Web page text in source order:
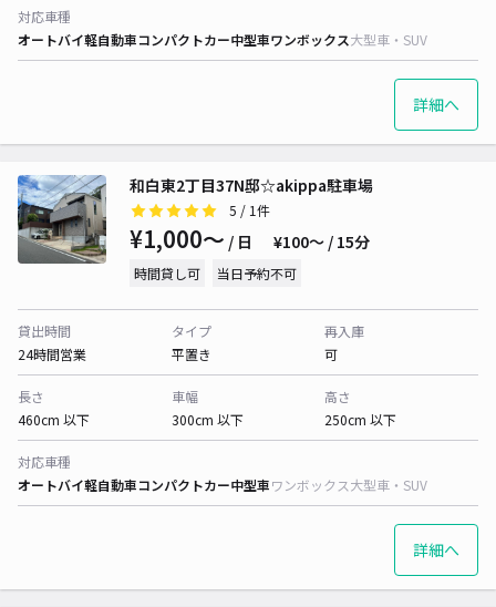
対応車種
オートバイ軽自動車コンパクトカー中型車ワンボックス大型車・SUV
詳細へ
和白東2丁目37N邸☆akippa駐車場
5 / 1件
¥1,000〜 / 日 ¥100〜 / 15分
時間貸し可 当日予約不可
貸出時間
24時間営業
タイプ
平置き
再入庫
可
長さ
460cm 以下
車幅
300cm 以下
高さ
250cm 以下
対応車種
オートバイ軽自動車コンパクトカー中型車ワンボックス大型車・SUV
詳細へ